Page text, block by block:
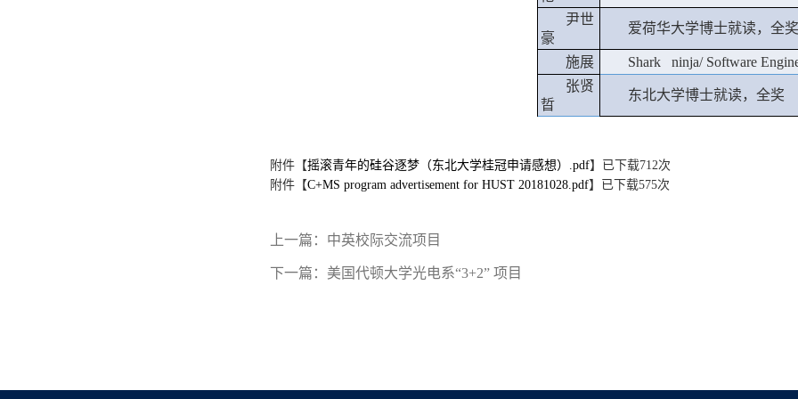
尹世
豪
爱荷华大学博士就读，全奖
施展
Shark ninja/ Software
张贤
晢
东北大学博士就读，全奖
附件【摇滚青年的硅谷逐梦（东北大学桂冠申请感想）.pdf】已下载712次
附件【C+MS program advertisement for HUST 20181028.pdf】已下载575次
上一篇： 中英校际交流项目
下一篇： 美国代顿大学光电系“3+2” 项目